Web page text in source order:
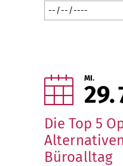
MI.
29
Die Top 5
Büroalltag